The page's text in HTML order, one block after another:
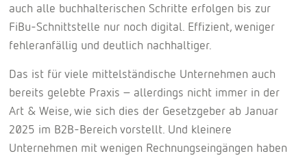
auch alle buchhalterischen Schritte erfolgen bis zur
FiBu-Schnittstelle nur noch digital. Effizient, weniger
fehleranfällig und deutlich nachhaltiger.
Das ist für viele mittelständische Unternehmen auch
bereits gelebte Praxis – allerdings nicht immer in der
Art & Weise, wie sich dies der Gesetzgeber ab Januar
2025 im B2B-Bereich vorstellt. Und kleinere
Unternehmen mit wenigen Rechnungseingängen haben